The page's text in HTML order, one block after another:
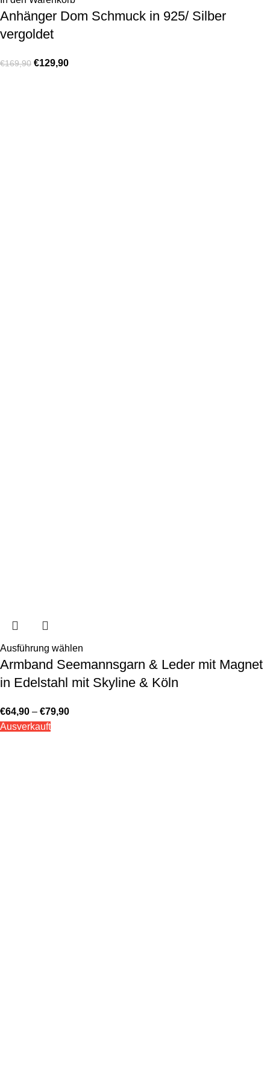
Anhänger Dom Schmuck in 925/ Silber
vergoldet
€169,90 €129,90
Ausführung wählen
Armband Seemannsgarn & Leder mit Magnet
in Edelstahl mit Skyline & Köln
€64,90 – €79,90
Ausverkauft